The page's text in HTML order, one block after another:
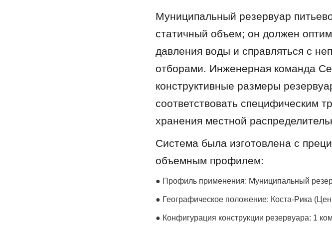
Муниципальный резервуар
статичный объем; он должен
давления воды и справляться с
отборами. Инженерная команда
конструктивные размеры
соответствовать специфическим
хранения местной
Система была изготовлена с
объемным профилем:
● Профиль применения: Муниципальный
● Географическое положение: Коста-Рика
● Конфигурация конструкции резервуара: 1